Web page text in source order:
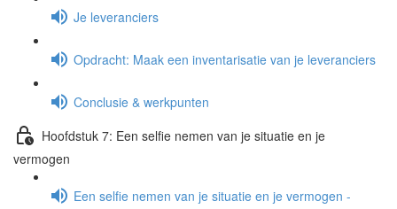
Je leveranciers
Opdracht: Maak een inventarisatie van je leveranciers
Conclusie & werkpunten
Hoofdstuk 7: Een selfie nemen van je situatie en je
vermogen
Een selfie nemen van je situatie en je vermogen -